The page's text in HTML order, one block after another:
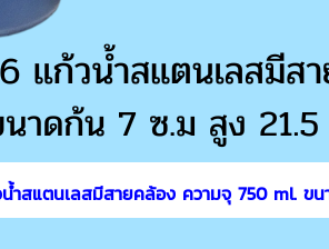
ำสแตนเลสมีสายคล้อง ความจุ 750 ml. ข